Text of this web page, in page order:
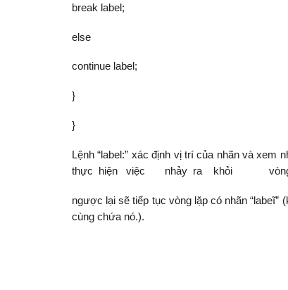
break label;
else
continue label;
}
}
Lệnh “label:” xác định vị trí của nhãn và xem
thực hiện việc nhảy ra khỏi
ngược lại sẽ tiếp tục vòng lặp có nhãn
cùng chứa nó.).